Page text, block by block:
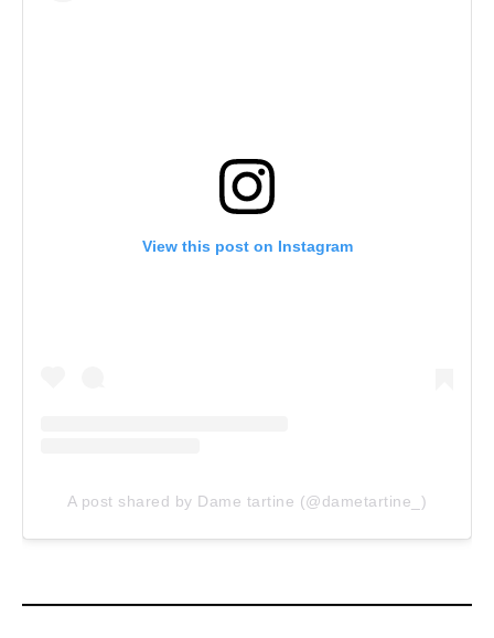
View this post on Instagram
A post shared by Dame tartine (@dametartine_)